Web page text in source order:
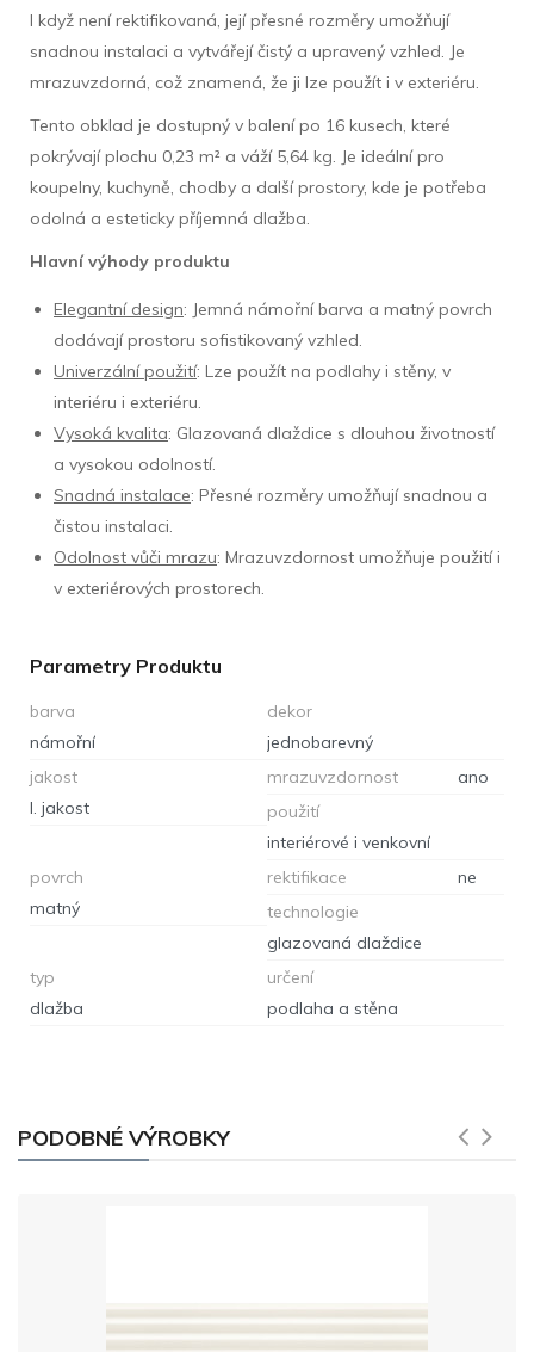
I když není rektifikovaná, její přesné rozměry umožňují
snadnou instalaci a vytvářejí čistý a upravený vzhled. Je
mrazuvzdorná, což znamená, že ji lze použít i v exteriéru.
Tento obklad je dostupný v balení po 16 kusech, které
pokrývají plochu 0,23 m² a váží 5,64 kg. Je ideální pro
koupelny, kuchyně, chodby a další prostory, kde je potřeba
odolná a esteticky příjemná dlažba.
Hlavní výhody produktu
Elegantní design: Jemná námořní barva a matný povrch
dodávají prostoru sofistikovaný vzhled.
Univerzální použití: Lze použít na podlahy i stěny, v
interiéru i exteriéru.
Vysoká kvalita: Glazovaná dlaždice s dlouhou životností
a vysokou odolností.
Snadná instalace: Přesné rozměry umožňují snadnou a
čistou instalaci.
Odolnost vůči mrazu: Mrazuvzdornost umožňuje použití i
v exteriérových prostorech.
Parametry Produktu
barva
námořní
dekor
jednobarevný
jakost
I. jakost
mrazuvzdornost
ano
použití
interiérové i venkovní
povrch
matný
rektifikace
ne
technologie
glazovaná dlaždice
typ
dlažba
určení
podlaha a stěna
PODOBNÉ VÝROBKY